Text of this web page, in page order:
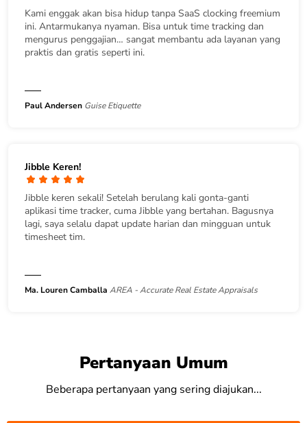
Kami enggak akan bisa hidup tanpa SaaS clocking freemium
ini. Antarmukanya nyaman. Bisa untuk time tracking dan
mengurus penggajian… sangat membantu ada layanan yang
praktis dan gratis seperti ini.
Paul Andersen Guise Etiquette
Jibble Keren!
Jibble keren sekali! Setelah berulang kali gonta-ganti
aplikasi time tracker, cuma Jibble yang bertahan. Bagusnya
lagi, saya selalu dapat update harian dan mingguan untuk
timesheet tim.
Ma. Louren Camballa AREA - Accurate Real Estate Appraisals
Pertanyaan Umum
Beberapa pertanyaan yang sering diajukan...